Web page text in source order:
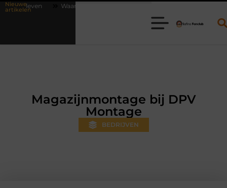
Nieuwe
artikelenonline vlees bestellen steeds gewoner wordt
Magazijnmontage bij DPV
Montage
BEDRIJVEN